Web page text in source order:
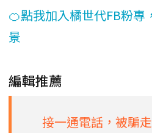
🍊點我加入橘世代FB粉專
景
編輯推薦
接一通電話，被騙